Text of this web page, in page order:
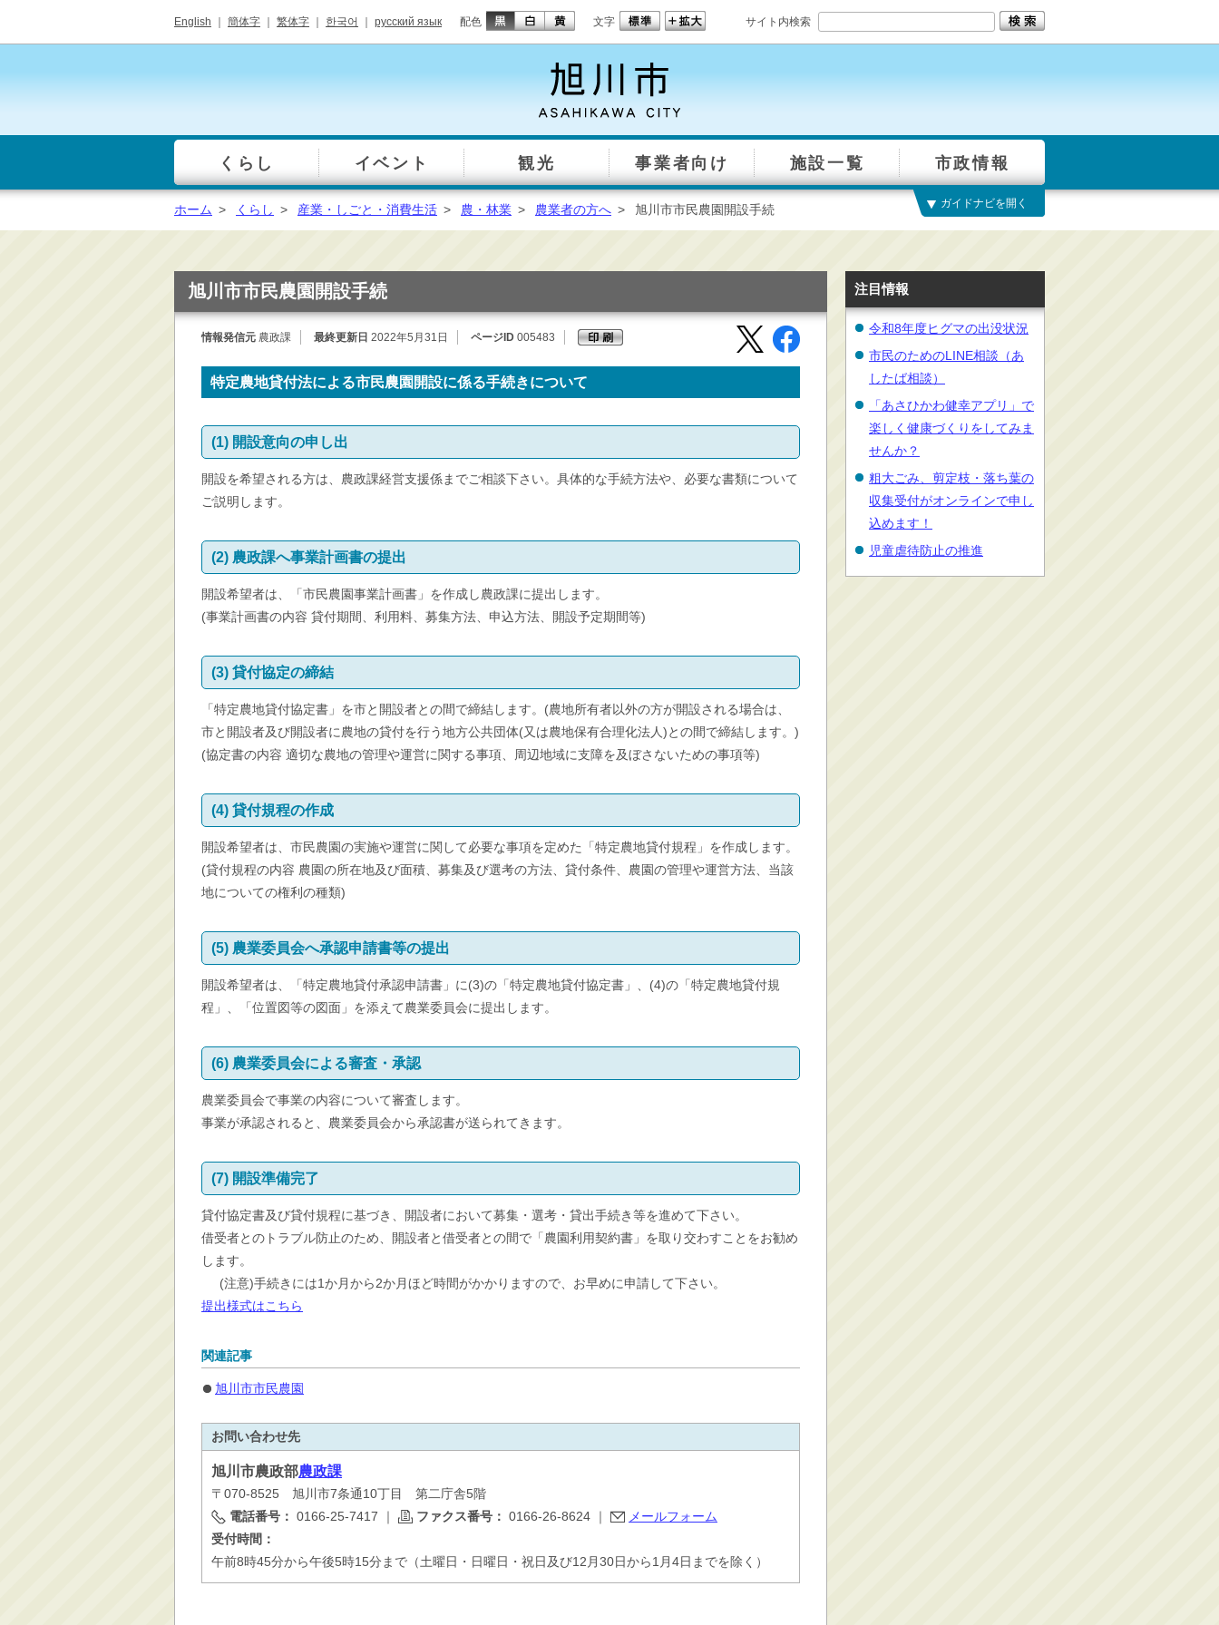
English 簡体字 繁体字 한국어 русский язык 配色 文字 サイト内検索
一覧
くらし イベント 観光 事業者向け 施設一覧 市政情報
総合窓口
手続き・届出（戸籍・
ごみ・リサイクル・環
境保全
消防・救急
防災・安全
学ぶ・文化・スポーツ
産業・しごと・消費生
移住情報
住宅・土地・都市計画
市民活動・参加・地域
水道・除雪・土木
公共交通・空港
市議会・選挙
ガイドナビを開く
ホーム > くらし > 産業・しごと・消費生活 > 農・林業 > 農業者の方へ > 旭川市市民農園開設手続
旭川市市民農園開設手続
情報発信元 農政課 最終更新日 2022年5月31日 ページID 005483
特定農地貸付法による市民農園開設に係る手続きについて
(1) 開設意向の申し出
開設を希望される方は、農政課経営支援係までご相談下さい。具体的な手続方法や、必要な書類について
ご説明します。
(2) 農政課へ事業計画書の提出
開設希望者は、「市民農園事業計画書」を作成し農政課に提出します。
(事業計画書の内容 貸付期間、利用料、募集方法、申込方法、開設予定期間等)
(3) 貸付協定の締結
「特定農地貸付協定書」を市と開設者との間で締結します。(農地所有者以外の方が開設される場合は、
市と開設者及び開設者に農地の貸付を行う地方公共団体(又は農地保有合理化法人)との間で締結します。)
(協定書の内容 適切な農地の管理や運営に関する事項、周辺地域に支障を及ぼさないための事項等)
(4) 貸付規程の作成
開設希望者は、市民農園の実施や運営に関して必要な事項を定めた「特定農地貸付規程」を作成します。
(貸付規程の内容 農園の所在地及び面積、募集及び選考の方法、貸付条件、農園の管理や運営方法、当該
地についての権利の種類)
(5) 農業委員会へ承認申請書等の提出
開設希望者は、「特定農地貸付承認申請書」に(3)の「特定農地貸付協定書」、(4)の「特定農地貸付規
程」、「位置図等の図面」を添えて農業委員会に提出します。
(6) 農業委員会による審査・承認
農業委員会で事業の内容について審査します。
事業が承認されると、農業委員会から承認書が送られてきます。
(7) 開設準備完了
貸付協定書及び貸付規程に基づき、開設者において募集・選考・貸出手続き等を進めて下さい。
借受者とのトラブル防止のため、開設者と借受者との間で「農園利用契約書」を取り交わすことをお勧め
します。
(注意)手続きには1か月から2か月ほど時間がかかりますので、お早めに申請して下さい。
提出様式はこちら
関連記事
旭川市市民農園
お問い合わせ先
旭川市農政部農政課
〒070-8525 旭川市7条通10丁目 第二庁舎5階
電話番号： 0166-25-7417 ｜ ファクス番号： 0166-26-8624 ｜
メールフォーム
受付時間：
午前8時45分から午後5時15分まで（土曜日・日曜日・祝日及び12月30日から1月4日までを除く）
注目情報
令和8年度ヒグマの出没状況
市民のためのLINE相談（あ
したば相談）
「あさひかわ健幸アプリ」で
楽しく健康づくりをしてみま
せんか？
粗大ごみ、剪定枝・落ち葉の
収集受付がオンラインで申し
込めます！
児童虐待防止の推進